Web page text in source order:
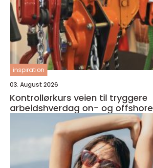
inspiration
03. August 2026
Kontrollørkurs veien til tryggere
arbeidshverdag on- og offshore